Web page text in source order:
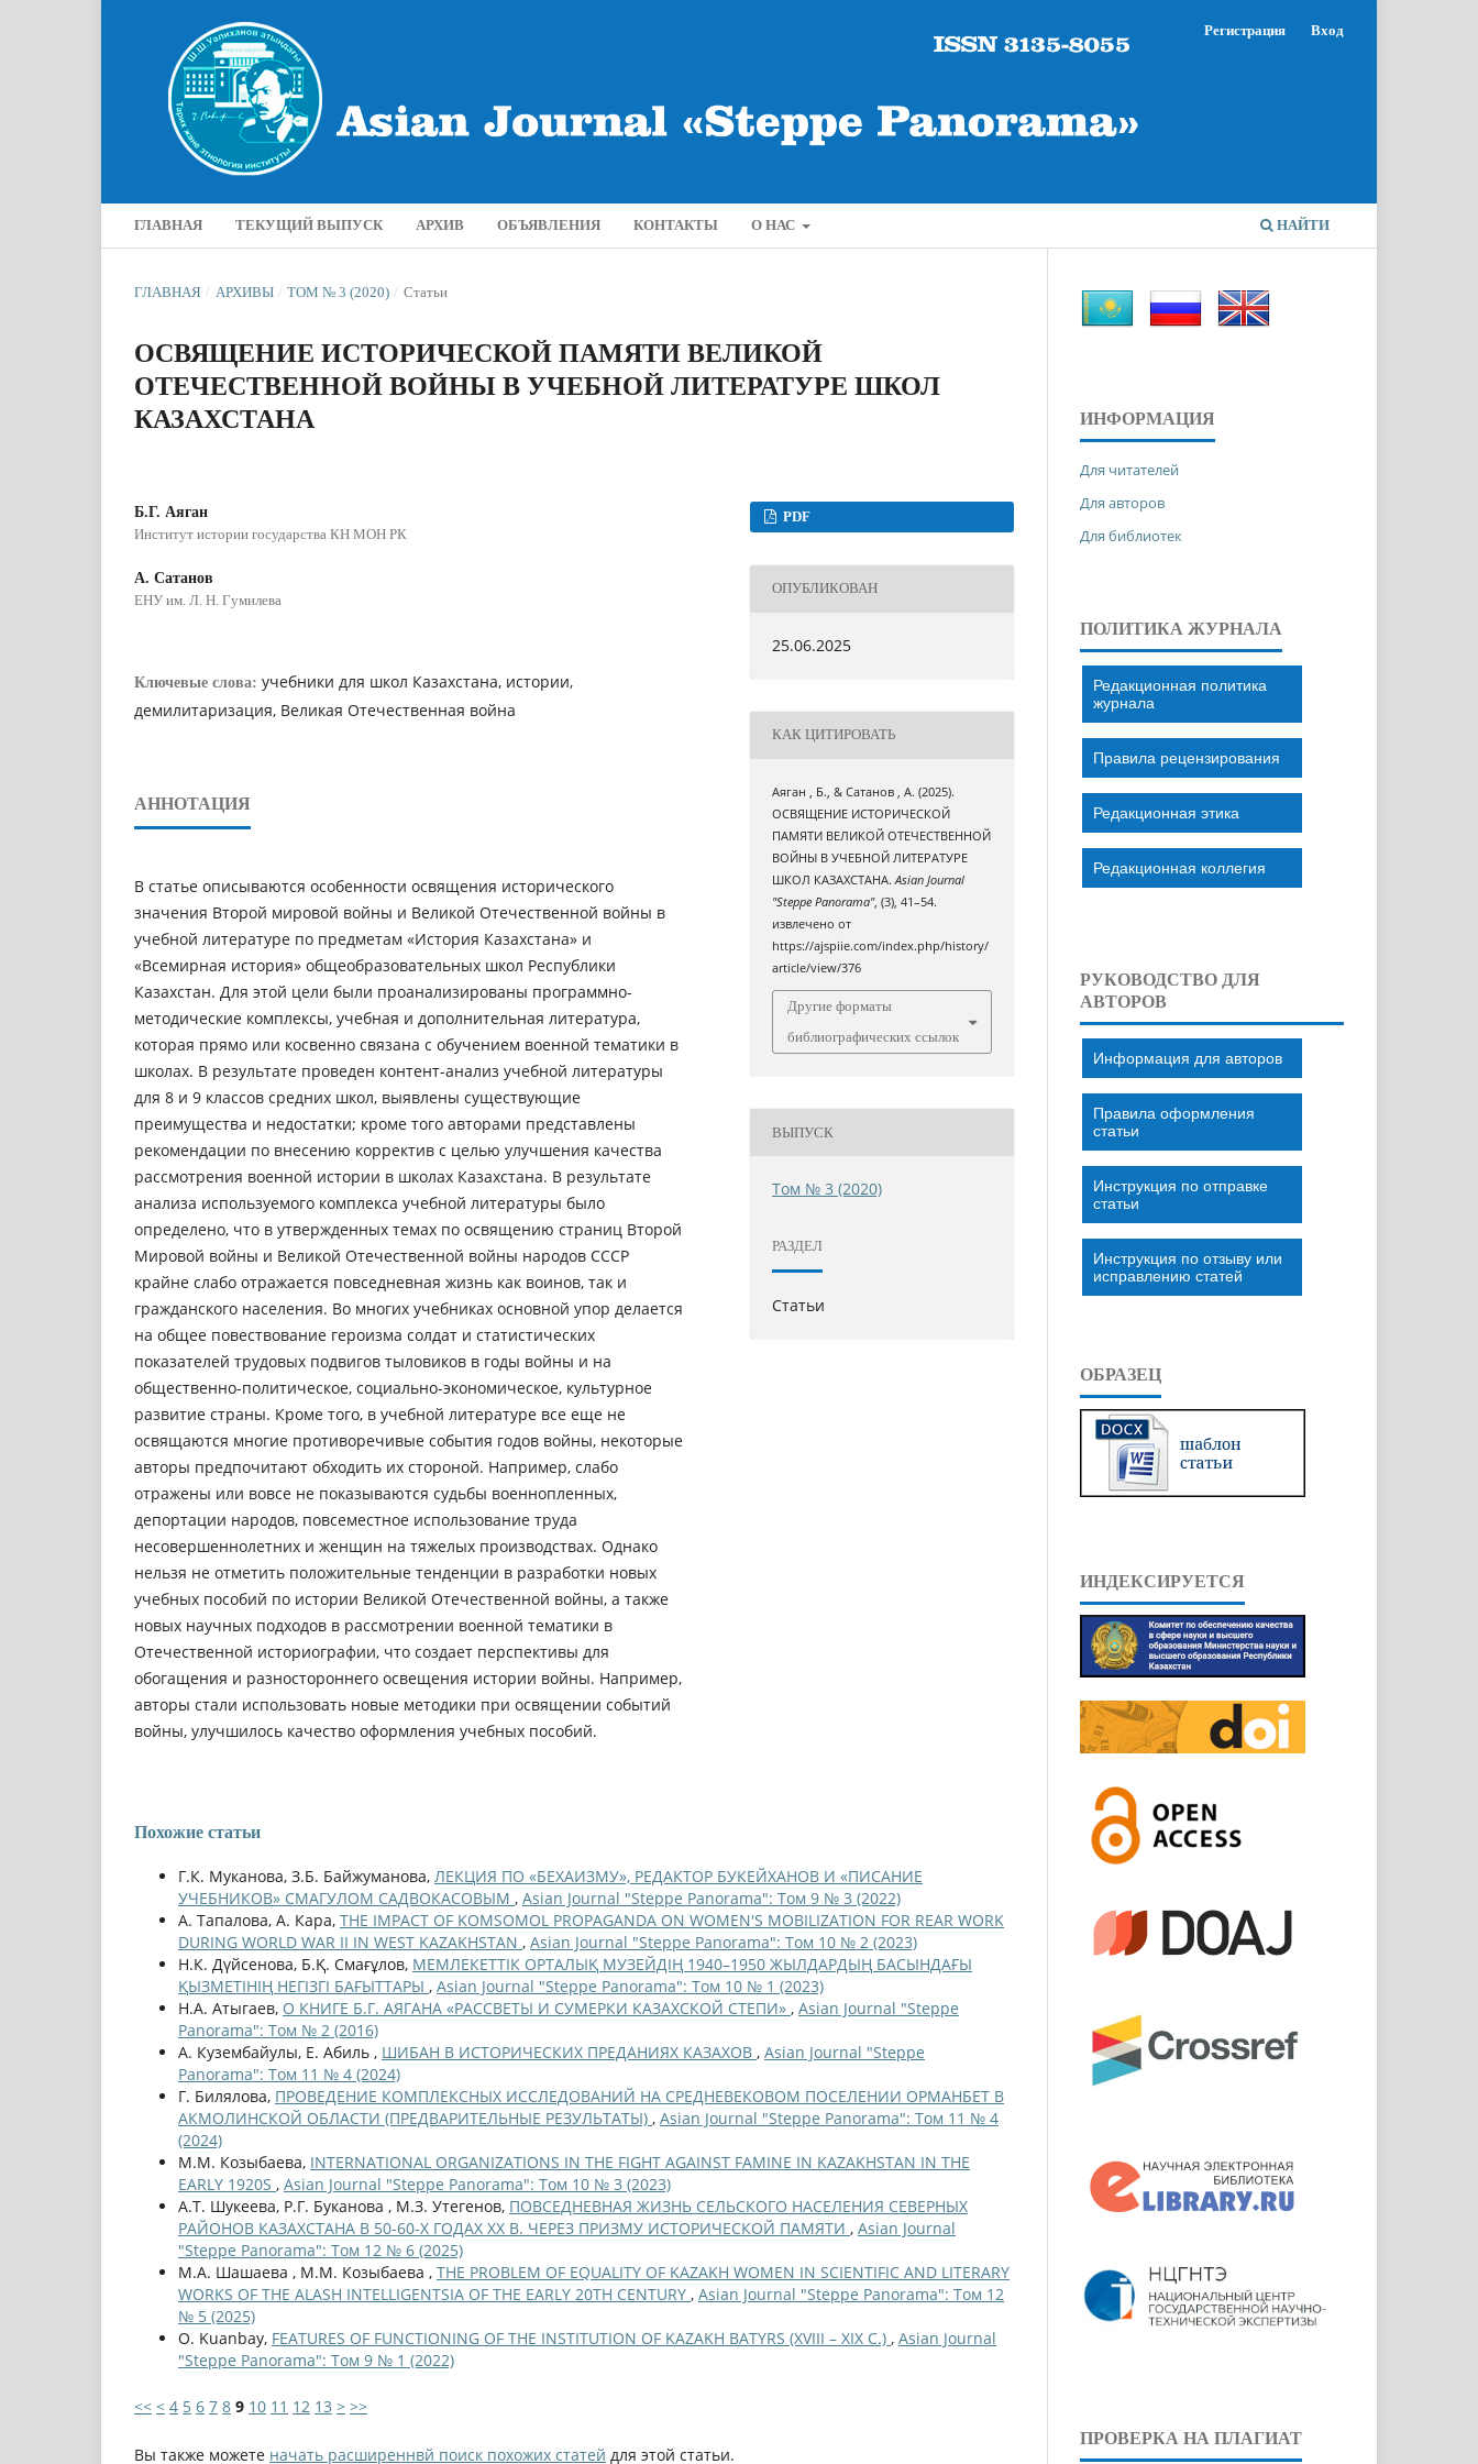
ГЛАВНАЯ ТЕКУЩИЙ ВЫПУСК АРХИВ ОБЪЯВЛЕНИЯ КОНТАКТЫ О НАС НАЙТИ
Регистрация Вход
ГЛАВНАЯ / АРХИВЫ / ТОМ № 3 (2020) / Статьи
ОСВЯЩЕНИЕ ИСТОРИЧЕСКОЙ ПАМЯТИ ВЕЛИКОЙ
ОТЕЧЕСТВЕННОЙ ВОЙНЫ В УЧЕБНОЙ ЛИТЕРАТУРЕ ШКОЛ
КАЗАХСТАНА
Б.Г. Аяган
Институт истории государства КН МОН РК
А. Сатанов
ЕНУ им. Л. Н. Гумилева
Ключевые слова: учебники для школ Казахстана, истории,
демилитаризация, Великая Отечественная война
АННОТАЦИЯ
В статье описываются особенности освящения исторического
значения Второй мировой войны и Великой Отечественной войны в
учебной литературе по предметам «История Казахстана» и
«Всемирная история» общеобразовательных школ Республики
Казахстан. Для этой цели были проанализированы программно-
методические комплексы, учебная и дополнительная литература,
которая прямо или косвенно связана с обучением военной тематики в
школах. В результате проведен контент-анализ учебной литературы
для 8 и 9 классов средних школ, выявлены существующие
преимущества и недостатки; кроме того авторами представлены
рекомендации по внесению корректив с целью улучшения качества
рассмотрения военной истории в школах Казахстана. В результате
анализа используемого комплекса учебной литературы было
определено, что в утвержденных темах по освящению страниц Второй
Мировой войны и Великой Отечественной войны народов СССР
крайне слабо отражается повседневная жизнь как воинов, так и
гражданского населения. Во многих учебниках основной упор делается
на общее повествование героизма солдат и статистических
показателей трудовых подвигов тыловиков в годы войны и на
общественно-политическое, социально-экономическое, культурное
развитие страны. Кроме того, в учебной литературе все еще не
освящаются многие противоречивые события годов войны, некоторые
авторы предпочитают обходить их стороной. Например, слабо
отражены или вовсе не показываются судьбы военнопленных,
депортации народов, повсеместное использование труда
несовершеннолетних и женщин на тяжелых производствах. Однако
нельзя не отметить положительные тенденции в разработки новых
учебных пособий по истории Великой Отечественной войны, а также
новых научных подходов в рассмотрении военной тематики в
Отечественной историографии, что создает перспективы для
обогащения и разностороннего освещения истории войны. Например,
авторы стали использовать новые методики при освящении событий
войны, улучшилось качество оформления учебных пособий.
PDF
ОПУБЛИКОВАН
25.06.2025
КАК ЦИТИРОВАТЬ
Аяган , Б., & Сатанов , А. (2025).
ОСВЯЩЕНИЕ ИСТОРИЧЕСКОЙ
ПАМЯТИ ВЕЛИКОЙ ОТЕЧЕСТВЕННОЙ
ВОЙНЫ В УЧЕБНОЙ ЛИТЕРАТУРЕ
ШКОЛ КАЗАХСТАНА.Asian Journal
"Steppe Panorama", (3), 41–54.
извлечено от
https://ajspiie.com/index.php/history/
article/view/376
Другие форматы
библиографических ссылок
ВЫПУСК
Том № 3 (2020)
РАЗДЕЛ
Статьи
Похожие статьи
Г.К. Муканова, З.Б. Байжуманова, ЛЕКЦИЯ ПО «БЕХАИЗМУ», РЕДАКТОР БУКЕЙХАНОВ И «ПИСАНИЕ
УЧЕБНИКОВ» СМАГУЛОМ САДВОКАСОВЫМ , Asian Journal "Steppe Panorama": Том 9 № 3 (2022)
А. Тапалова, А. Кара, THE IMPACT OF KOMSOMOL PROPAGANDA ON WOMEN'S MOBILIZATION FOR REAR WORK
DURING WORLD WAR II IN WEST KAZAKHSTAN , Asian Journal "Steppe Panorama": Том 10 № 2 (2023)
Н.К. Дүйсенова, Б.Қ. Смағұлов, МЕМЛЕКЕТТІК ОРТАЛЫҚ МУЗЕЙДІҢ 1940–1950 ЖЫЛДАРДЫҢ БАСЫНДАҒЫ
ҚЫЗМЕТІНІҢ НЕГІЗГІ БАҒЫТТАРЫ , Asian Journal "Steppe Panorama": Том 10 № 1 (2023)
Н.А. Атыгаев, О КНИГЕ Б.Г. АЯГАНА «РАССВЕТЫ И СУМЕРКИ КАЗАХСКОЙ СТЕПИ» , Asian Journal "Steppe
Panorama": Том № 2 (2016)
А. Кузембайулы, Е. Абиль , ШИБАН В ИСТОРИЧЕСКИХ ПРЕДАНИЯХ КАЗАХОВ , Asian Journal "Steppe
Panorama": Том 11 № 4 (2024)
Г. Билялова, ПРОВЕДЕНИЕ КОМПЛЕКСНЫХ ИССЛЕДОВАНИЙ НА СРЕДНЕВЕКОВОМ ПОСЕЛЕНИИ ОРМАНБЕТ В
АКМОЛИНСКОЙ ОБЛАСТИ (ПРЕДВАРИТЕЛЬНЫЕ РЕЗУЛЬТАТЫ) , Asian Journal "Steppe Panorama": Том 11 № 4
(2024)
М.М. Козыбаева, INTERNATIONAL ORGANIZATIONS IN THE FIGHT AGAINST FAMINE IN KAZAKHSTAN IN THE
EARLY 1920S , Asian Journal "Steppe Panorama": Том 10 № 3 (2023)
А.Т. Шукеева, Р.Г. Буканова , М.З. Утегенов, ПОВСЕДНЕВНАЯ ЖИЗНЬ СЕЛЬСКОГО НАСЕЛЕНИЯ СЕВЕРНЫХ
РАЙОНОВ КАЗАХСТАНА В 50-60-Х ГОДАХ ХХ В. ЧЕРЕЗ ПРИЗМУ ИСТОРИЧЕСКОЙ ПАМЯТИ , Asian Journal
"Steppe Panorama": Том 12 № 6 (2025)
М.А. Шашаева , М.М. Козыбаева , THE PROBLEM OF EQUALITY OF KAZAKH WOMEN IN SCIENTIFIC AND LITERARY
WORKS OF THE ALASH INTELLIGENTSIA OF THE EARLY 20TH CENTURY , Asian Journal "Steppe Panorama": Том 12
№ 5 (2025)
O. Kuanbay, FEATURES OF FUNCTIONING OF THE INSTITUTION OF KAZAKH BATYRS (XVIII – XIX С.) , Asian Journal
"Steppe Panorama": Том 9 № 1 (2022)
<< < 4 5 6 7 8 9 10 11 12 13 > >>
Вы также можете начать расширеннвй поиск похожих статей для этой статьи.
ИНФОРМАЦИЯ
Для читателей
Для авторов
Для библиотек
ПОЛИТИКА ЖУРНАЛА
Редакционная политика
журнала
Правила рецензирования
Редакционная этика
Редакционная коллегия
РУКОВОДСТВО ДЛЯ
АВТОРОВ
Информация для авторов
Правила оформления
статьи
Инструкция по отправке
статьи
Инструкция по отзыву или
исправлению статей
ОБРАЗЕЦ
ИНДЕКСИРУЕТСЯ
ПРОВЕРКА НА ПЛАГИАТ